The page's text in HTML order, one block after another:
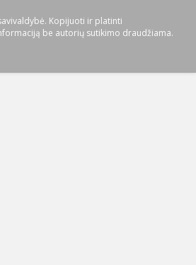
Kopijuoti ir platinti
be autorių sutikimo draudžiama.